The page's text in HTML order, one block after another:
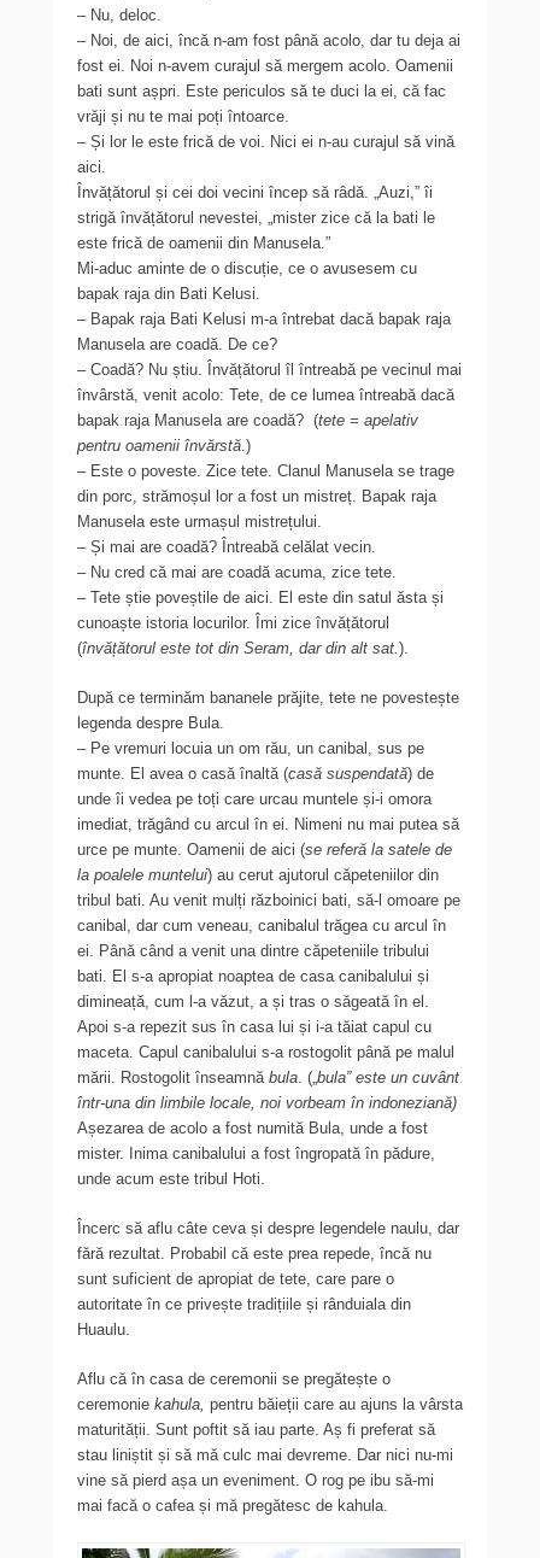
– Nu, deloc.
– Noi, de aici, încă n-am fost până acolo, dar tu deja ai
fost ei. Noi n-avem curajul să mergem acolo. Oamenii
bati sunt așpri. Este periculos să te duci la ei, că fac
vrăji și nu te mai poți întoarce.
– Și lor le este frică de voi. Nici ei n-au curajul să vină
aici.
Învățătorul și cei doi vecini încep să râdă. „Auzi,” îi
strigă învățătorul nevestei, „mister zice că la bati le
este frică de oamenii din Manusela.”
Mi-aduc aminte de o discuție, ce o avusesem cu
bapak raja din Bati Kelusi.
– Bapak raja Bati Kelusi m-a întrebat dacă bapak raja
Manusela are coadă. De ce?
– Coadă? Nu știu. Învățătorul îl întreabă pe vecinul mai
învârstă, venit acolo: Tete, de ce lumea întreabă dacă
bapak raja Manusela are coadă? (tete = apelativ
pentru oamenii învărstă.)
– Este o poveste. Zice tete. Clanul Manusela se trage
din porc, strămoșul lor a fost un mistreț. Bapak raja
Manusela este urmașul mistrețului.
– Și mai are coadă? Întreabă celălat vecin.
– Nu cred că mai are coadă acuma, zice tete.
– Tete știe poveștile de aici. El este din satul ăsta și
cunoaște istoria locurilor. Îmi zice învățătorul
(învățătorul este tot din Seram, dar din alt sat.).
După ce terminăm bananele prăjite, tete ne povestește
legenda despre Bula.
– Pe vremuri locuia un om rău, un canibal, sus pe
munte. El avea o casă înaltă (casă suspendată) de
unde îi vedea pe toți care urcau muntele și-i omora
imediat, trăgând cu arcul în ei. Nimeni nu mai putea să
urce pe munte. Oamenii de aici (se referă la satele de
la poalele muntelui) au cerut ajutorul căpeteniilor din
tribul bati. Au venit mulți războinici bati, să-l omoare pe
canibal, dar cum veneau, canibalul trăgea cu arcul în
ei. Până când a venit una dintre căpeteniile tribului
bati. El s-a apropiat noaptea de casa canibalului și
dimineață, cum l-a văzut, a și tras o săgeată în el.
Apoi s-a repezit sus în casa lui și i-a tăiat capul cu
maceta. Capul canibalului s-a rostogolit până pe malul
mării. Rostogolit înseamnă bula. („bula” este un cuvânt
într-una din limbile locale, noi vorbeam în indoneziană)
Așezarea de acolo a fost numită Bula, unde a fost
mister. Inima canibalului a fost îngropată în pădure,
unde acum este tribul Hoti.
Încerc să aflu câte ceva și despre legendele naulu, dar
fără rezultat. Probabil că este prea repede, încă nu
sunt suficient de apropiat de tete, care pare o
autoritate în ce privește tradițiile și rânduiala din
Huaulu.
Aflu că în casa de ceremonii se pregătește o
ceremonie kahula, pentru băieții care au ajuns la vârsta
maturității. Sunt poftit să iau parte. Aș fi preferat să
stau liniștit și să mă culc mai devreme. Dar nici nu-mi
vine să pierd așa un eveniment. O rog pe ibu să-mi
mai facă o cafea și mă pregătesc de kahula.